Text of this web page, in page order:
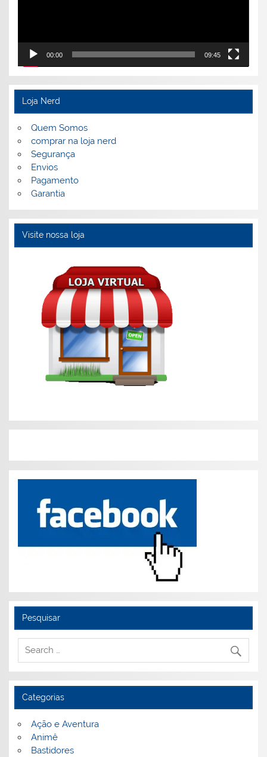
00:00 09:45
Loja Nerd
Quem Somos
comprar na loja nerd
Segurança
Envios
Pagamento
Garantia
Visite nossa loja
Pesquisar
Categorias
Ação e Aventura
Animê
Bastidores